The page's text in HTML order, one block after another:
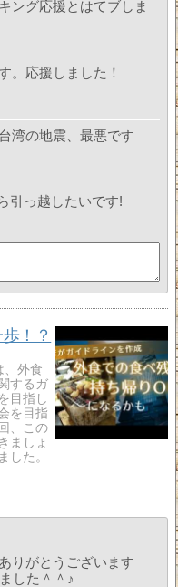
ング応援とはてブしま
。応援しました！
台湾の地震、最悪です
引っ越したいです!
！？
、外食
するガ
目指し
を目指
、この
ましょ
した。
りがとうございます
した＾＾♪